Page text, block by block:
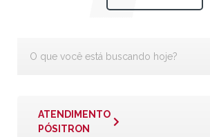
ATENDIMENTO
PÓSITRON